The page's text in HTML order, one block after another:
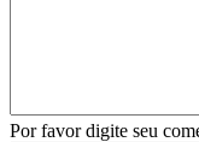
Por favor digite seu